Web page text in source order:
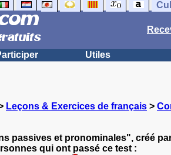
Utiles
Leçons & Exercices de français >
passives et pronominales", créé
qui ont passé ce test :